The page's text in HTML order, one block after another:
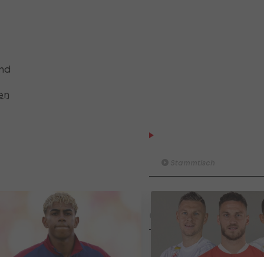
I schau a #LigaZWA - Die
I schau a LigaZWA
LASK-Traumstart: Sind die
Titelfavorit?